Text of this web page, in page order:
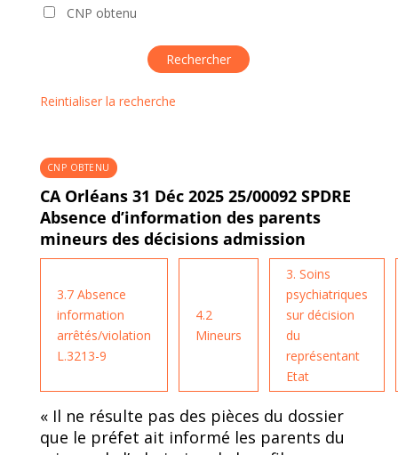
CNP obtenu
Reintialiser la recherche
CNP OBTENU
CA Orléans 31 Déc 2025 25/00092 SPDRE
Absence d’information des parents
mineurs des décisions admission
3.7 Absence
information
arrêtés/violation
L.3213-9
4.2
Mineurs
3. Soins
psychiatriques
sur décision
du
représentant
Etat
« Il ne résulte pas des pièces du dossier
que le préfet ait informé les parents du